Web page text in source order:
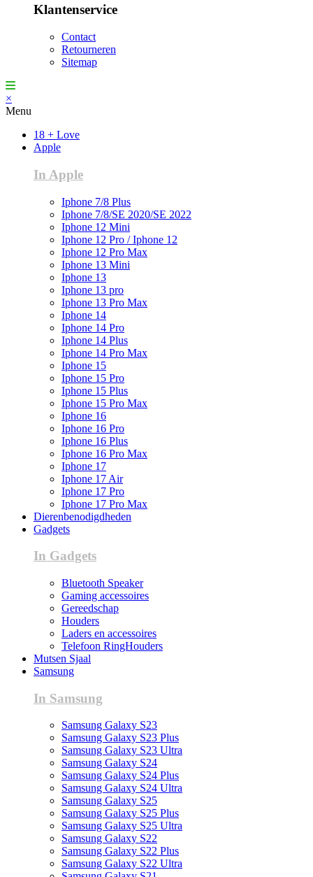
Klantenservice
Contact
Retourneren
Sitemap
×
Menu
18 + Love
Apple
In Apple
Iphone 7/8 Plus
Iphone 7/8/SE 2020/SE 2022
Iphone 12 Mini
Iphone 12 Pro / Iphone 12
Iphone 12 Pro Max
Iphone 13 Mini
Iphone 13
Iphone 13 pro
Iphone 13 Pro Max
Iphone 14
Iphone 14 Pro
Iphone 14 Plus
Iphone 14 Pro Max
Iphone 15
Iphone 15 Pro
Iphone 15 Plus
Iphone 15 Pro Max
Iphone 16
Iphone 16 Pro
Iphone 16 Plus
Iphone 16 Pro Max
Iphone 17
Iphone 17 Air
Iphone 17 Pro
Iphone 17 Pro Max
Dierenbenodigdheden
Gadgets
In Gadgets
Bluetooth Speaker
Gaming accessoires
Gereedschap
Houders
Laders en accessoires
Telefoon RingHouders
Mutsen Sjaal
Samsung
In Samsung
Samsung Galaxy S23
Samsung Galaxy S23 Plus
Samsung Galaxy S23 Ultra
Samsung Galaxy S24
Samsung Galaxy S24 Plus
Samsung Galaxy S24 Ultra
Samsung Galaxy S25
Samsung Galaxy S25 Plus
Samsung Galaxy S25 Ultra
Samsung Galaxy S22
Samsung Galaxy S22 Plus
Samsung Galaxy S22 Ultra